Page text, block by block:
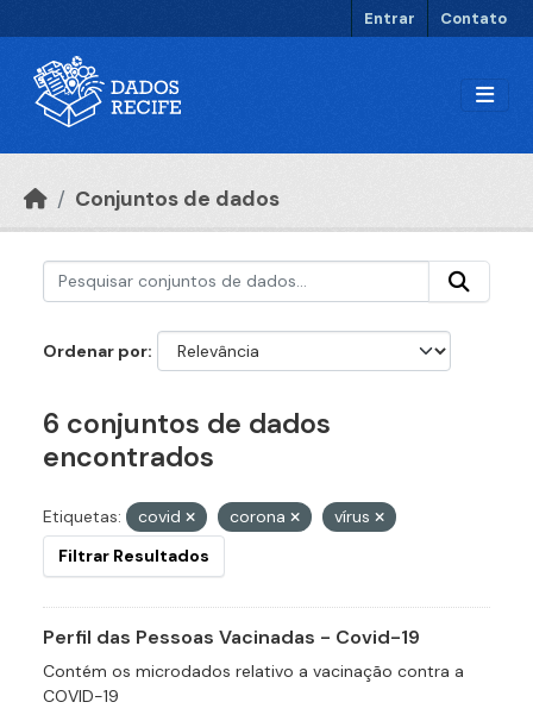
Entrar Contato
Conjuntos de dados
Ordenar por
6 conjuntos de dados
encontrados
Etiquetas: covid corona
vírus
Filtrar Resultados
Perfil das Pessoas Vacinadas - Covid-19
Contém os microdados relativo a vacinação contra a
COVID-19